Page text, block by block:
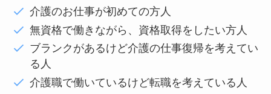
介護のお仕事が初めての方人
無資格で働きながら、資格取得をしたい方人
ブランクがあるけど介護の仕事復帰を考えてい
る人
介護職で働いているけど転職を考えている人